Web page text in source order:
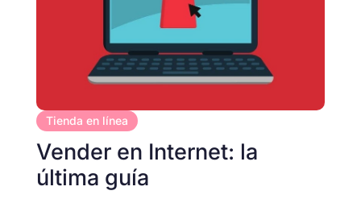
Tienda en línea
Vender en Internet: la
última guía